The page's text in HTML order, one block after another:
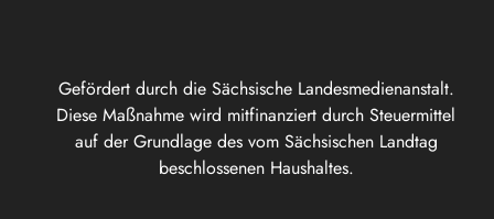
Gefördert durch die Sächsische Landesmedienanstalt.
Diese Maßnahme wird mitfinanziert durch Steuermittel
auf der Grundlage des vom Sächsischen Landtag
beschlossenen Haushaltes.